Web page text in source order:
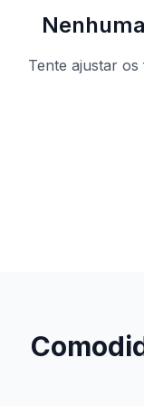
Tente ajustar